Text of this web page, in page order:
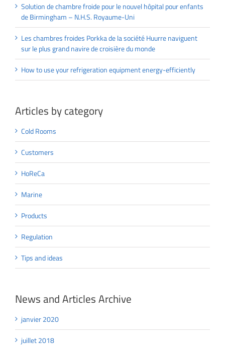
Solution de chambre froide pour le nouvel hôpital pour enfants
de Birmingham – N.H.S. Royaume-Uni
Les chambres froides Porkka de la société Huurre naviguent
sur le plus grand navire de croisière du monde
How to use your refrigeration equipment energy-efficiently
Articles by category
Cold Rooms
Customers
HoReCa
Marine
Products
Regulation
Tips and ideas
News and Articles Archive
janvier 2020
juillet 2018